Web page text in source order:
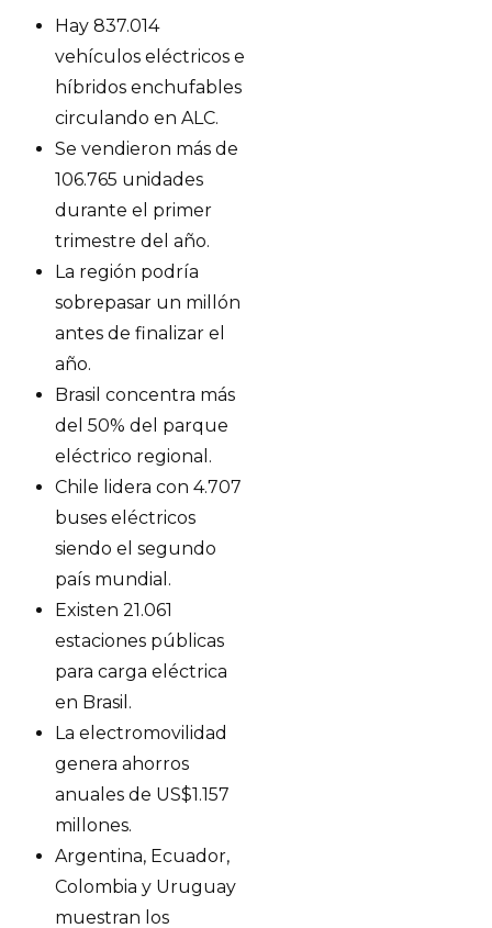
Hay 837.014
vehículos eléctricos e
híbridos enchufables
circulando en ALC.
Se vendieron más de
106.765 unidades
durante el primer
trimestre del año.
La región podría
sobrepasar un millón
antes de finalizar el
año.
Brasil concentra más
del 50% del parque
eléctrico regional.
Chile lidera con 4.707
buses eléctricos
siendo el segundo
país mundial.
Existen 21.061
estaciones públicas
para carga eléctrica
en Brasil.
La electromovilidad
genera ahorros
anuales de US$1.157
millones.
Argentina, Ecuador,
Colombia y Uruguay
muestran los